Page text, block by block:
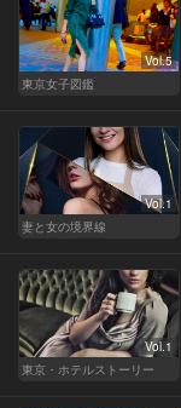
Vol.5
東京女子図鑑
Vol.1
妻と女の境界線
Vol.1
東京・ホテルストーリー